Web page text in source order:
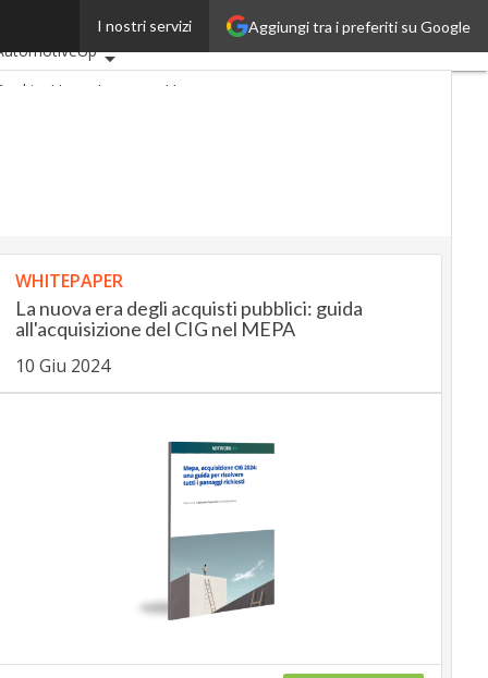
Aggiungi tra i preferiti su Google
I nostri servizi
InsuranceUp
WHITEPAPER
La nuova era degli acquisti pubblici: guida
all'acquisizione del CIG nel MEPA
10 Giu 2024